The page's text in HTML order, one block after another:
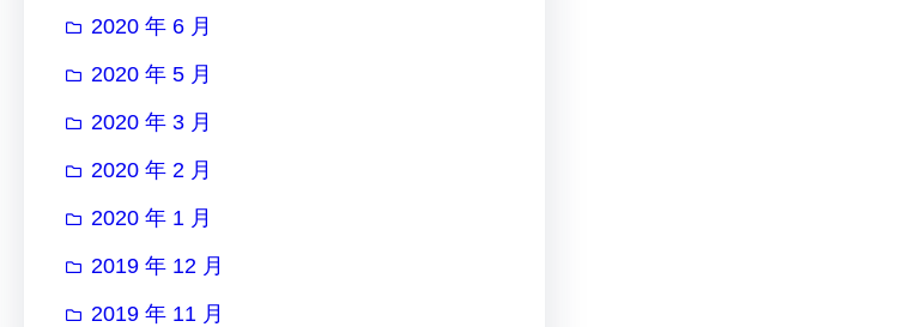
2020 年 6 月
2020 年 5 月
2020 年 3 月
2020 年 2 月
2020 年 1 月
2019 年 12 月
2019 年 11 月